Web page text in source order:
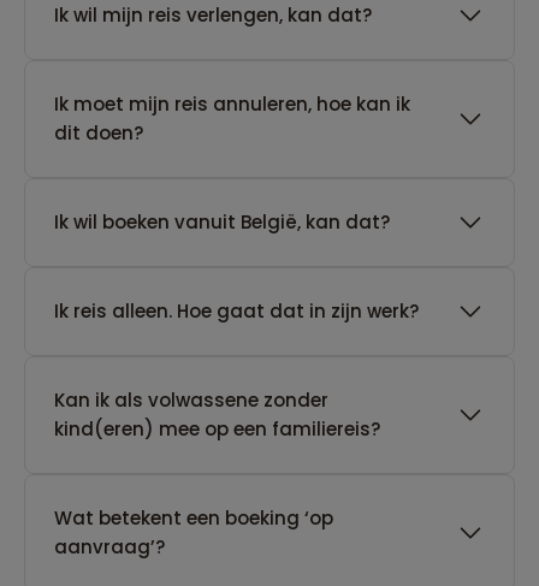
Ik wil mijn reis verlengen, kan dat?
Ik moet mijn reis annuleren, hoe kan ik
dit doen?
Ik wil boeken vanuit België, kan dat?
​Ik reis alleen. Hoe gaat dat in zijn werk?
Kan ik als volwassene zonder
kind(eren) mee op een familiereis?
Wat betekent een boeking ‘op
aanvraag’?